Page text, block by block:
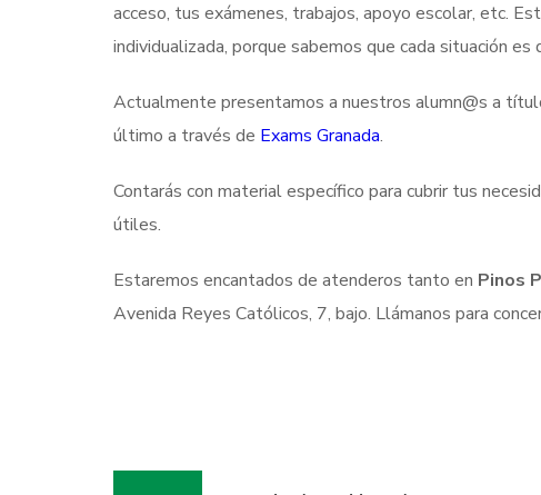
acceso, tus exámenes, trabajos, apoyo escolar, etc.
individualizada, porque sabemos que cada situación
Actualmente presentamos a nuestros alumn@s a
último a través de Exams Granada.
Contarás con material específico para cubrir tus
útiles.
Estaremos encantados de atenderos tanto en Pinos
Avenida Reyes Católicos, 7, bajo. Llámanos para